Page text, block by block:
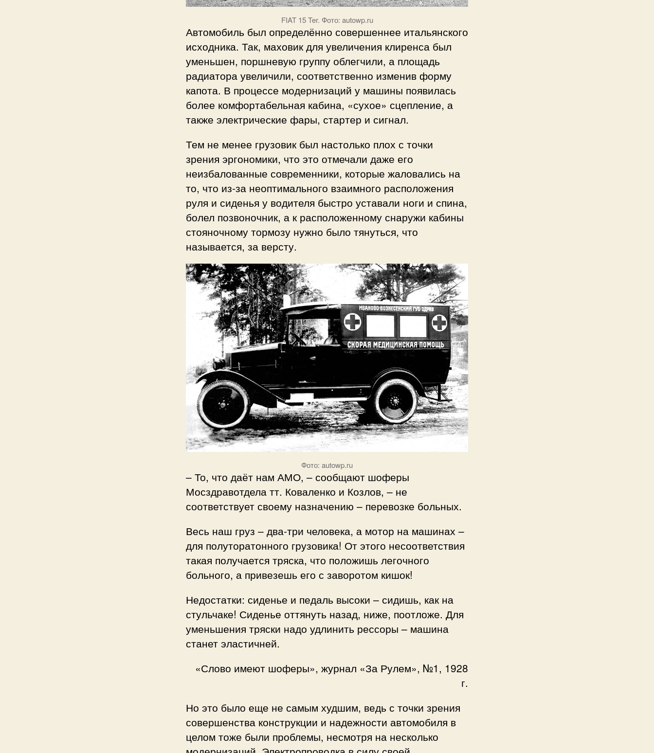
FIAT 15 Ter. Фото: autowp.ru
Автомобиль был определённо совершеннее итальянского
исходника. Так, маховик для увеличения клиренса был
уменьшен, поршневую группу облегчили, а площадь
радиатора увеличили, соответственно изменив форму
капота. В процессе модернизаций у машины появилась
более комфортабельная кабина, «сухое» сцепление, а
также электрические фары, стартер и сигнал.
Тем не менее грузовик был настолько плох с точки
зрения эргономики, что это отмечали даже его
неизбалованные современники, которые жаловались на
то, что из-за неоптимального взаимного расположения
руля и сиденья у водителя быстро уставали ноги и спина,
болел позвоночник, а к расположенному снаружи кабины
стояночному тормозу нужно было тянуться, что
называется, за версту.
Фото: autowp.ru
– То, что даёт нам АМО, – сообщают шоферы
Мосздравотдела тт. Коваленко и Козлов, – не
соответствует своему назначению – перевозке больных.
Весь наш груз – два-три человека, а мотор на машинах –
для полуторатонного грузовика! От этого несоответствия
такая получается тряска, что положишь легочного
больного, а привезешь его с заворотом кишок!
Недостатки: сиденье и педаль высоки – сидишь, как на
стульчаке! Сиденье оттянуть назад, ниже, поотложе. Для
уменьшения тряски надо удлинить рессоры – машина
станет эластичней.
«Слово имеют шоферы», журнал «За Рулем», №1, 1928
г.
Но это было еще не самым худшим, ведь с точки зрения
совершенства конструкции и надежности автомобиля в
целом тоже были проблемы, несмотря на несколько